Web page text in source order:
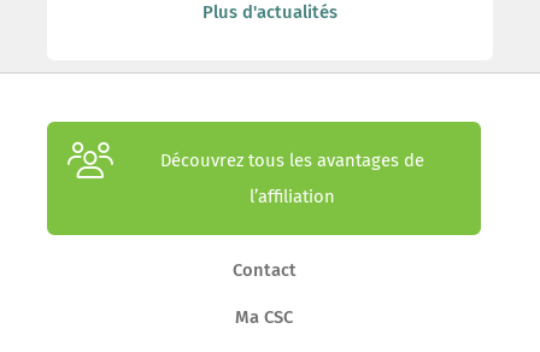
Plus d'actualités
Découvrez tous les avantages de
l’affiliation
Contact
Ma CSC